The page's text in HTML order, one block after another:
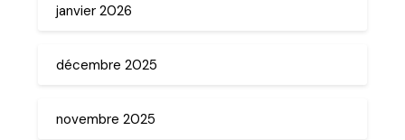
janvier 2026
décembre 2025
novembre 2025